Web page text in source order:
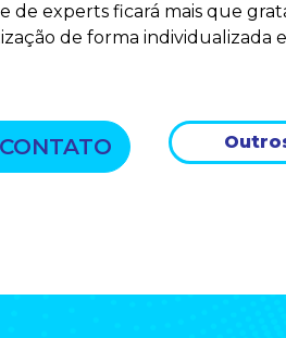
de experts ficará mais que
de forma individualizada